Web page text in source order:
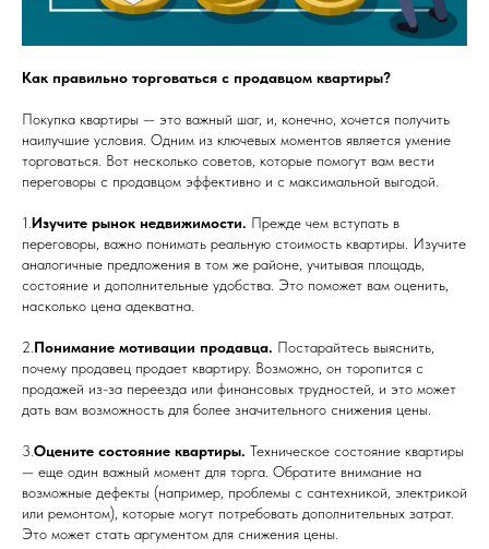
Как правильно торговаться с продавцом квартиры?
Покупка квартиры — это важный шаг, и, конечно, хочется получить
наилучшие условия. Одним из ключевых моментов является умение
торговаться. Вот несколько советов, которые помогут вам вести
переговоры с продавцом эффективно и с максимальной выгодой.
1.Изучите рынок недвижимости. Прежде чем вступать в
переговоры, важно понимать реальную стоимость квартиры. Изучите
аналогичные предложения в том же районе, учитывая площадь,
состояние и дополнительные удобства. Это поможет вам оценить,
насколько цена адекватна.
2.Понимание мотивации продавца. Постарайтесь выяснить,
почему продавец продает квартиру. Возможно, он торопится с
продажей из-за переезда или финансовых трудностей, и это может
дать вам возможность для более значительного снижения цены.
3.Оцените состояние квартиры. Техническое состояние квартиры
— еще один важный момент для торга. Обратите внимание на
возможные дефекты (например, проблемы с сантехникой, электрикой
или ремонтом), которые могут потребовать дополнительных затрат.
Это может стать аргументом для снижения цены.